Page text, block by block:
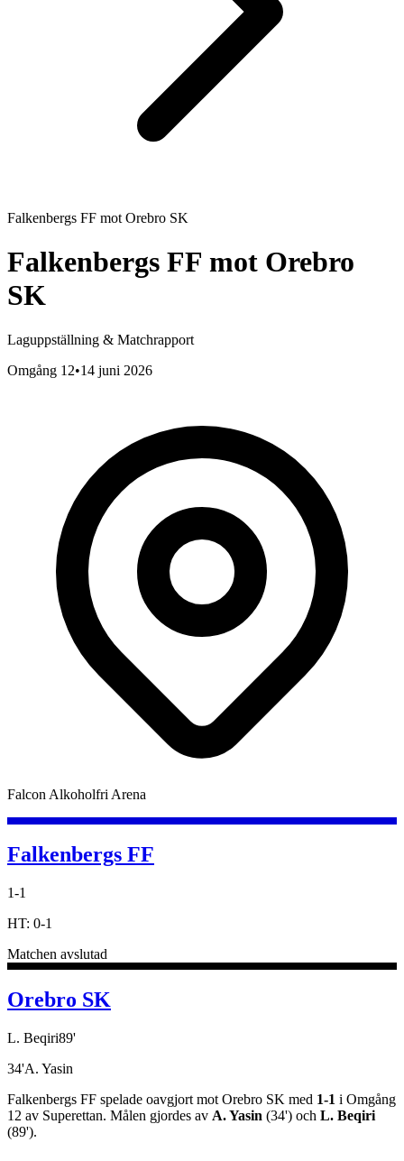
Falkenbergs FF mot Orebro SK
Falkenbergs FF mot Orebro
SK
Laguppställning & Matchrapport
Omgång 12•14 juni 2026
Falcon Alkoholfri Arena
Falkenbergs FF
1-1
HT: 0-1
Matchen avslutad
Orebro SK
L. Beqiri89'
34'A. Yasin
Falkenbergs FF spelade oavgjort mot Orebro SK med 1-1 i Omgång
12 av Superettan. Målen gjordes av A. Yasin (34') och L. Beqiri
(89').